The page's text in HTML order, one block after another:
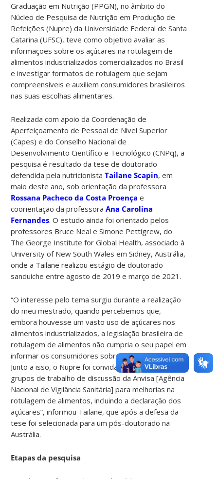
Graduação em Nutrição (PPGN), no âmbito do
Núcleo de Pesquisa de Nutrição em Produção de
Refeições (Nupre) da Universidade Federal de Santa
Catarina (UFSC), teve como objetivo avaliar as
informações sobre os açúcares na rotulagem de
alimentos industrializados comercializados no Brasil
e investigar formatos de rotulagem que sejam
compreensíveis e auxiliem consumidores brasileiros
nas suas escolhas alimentares.
Realizada com apoio da Coordenação de
Aperfeiçoamento de Pessoal de Nível Superior
(Capes) e do Conselho Nacional de
Desenvolvimento Científico e Tecnológico (CNPq), a
pesquisa é resultado da tese de doutorado
defendida pela nutricionistaTailane Scapin, em
maio deste ano, sob orientação da professora
Rossana Pacheco da Costa Proença e
coorientação da professoraAna Carolina
Fernandes. O estudo ainda foi orientado pelos
professores Bruce Neal e Simone Pettigrew, do
The George Institute for Global Health, associado à
University of New South Wales em Sidney, Austrália,
onde a Tailane realizou estágio de doutorado
sanduíche entre agosto de 2019 e março de 2021.
“O interesse pelo tema surgiu durante a realização
do meu mestrado, quando percebemos que,
embora houvesse um vasto uso de açúcares nos
alimentos industrializados, a legislação brasileira de
rotulagem de alimentos não cumpria o seu papel em
informar os consumidores sobre esses açúcares.
Junto a isso, o Nupre foi convidado a compor os
grupos de trabalho de discussão da Anvisa [Agência
Nacional de Vigilância Sanitária] para melhorias na
rotulagem de alimentos, incluindo a declaração dos
açúcares”, informou Tailane, que após a defesa da
tese foi selecionada para um pós-doutorado na
Austrália.
Etapas da pesquisa